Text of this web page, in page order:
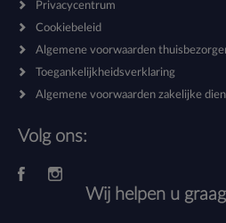
Privacycentrum
Cookiebeleid
Algemene voorwaarden
Toegankelijkheidsverklaring
Algemene voorwaarden zakelijke
Volg ons:
Wij helpen u